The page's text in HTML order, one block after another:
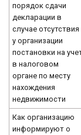
порядок сдачи
декларации в
случае отсутствия
у организации
постановки на
в налоговом
органе по месту
нахождения
недвижимости
Как организацию
информируют о